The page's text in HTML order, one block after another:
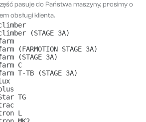
pasuje do Państwa maszyny, prosimy o
obsługi klienta.
(STAGE 3A)
(FARMOTION STAGE 3A)
(STAGE 3A)
C
T-TB (STAGE 3A)
TG
L